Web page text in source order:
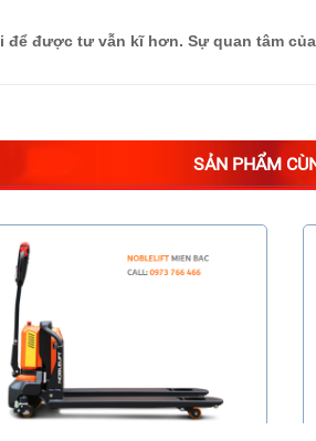
được tư vẫn kĩ hơn. Sự quan tâm
SẢN PHẨM